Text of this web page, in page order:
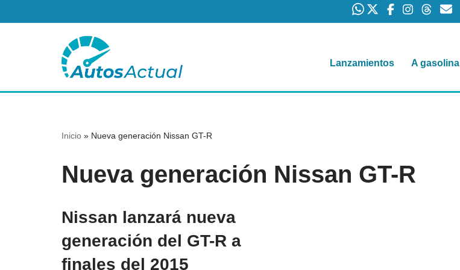
contenido
Lanzamientos A gasolina
Inicio » Nueva generación Nissan GT-R
Nueva generación Nissan GT-R
Nissan lanzará nueva
generación del GT-R a
finales del 2015